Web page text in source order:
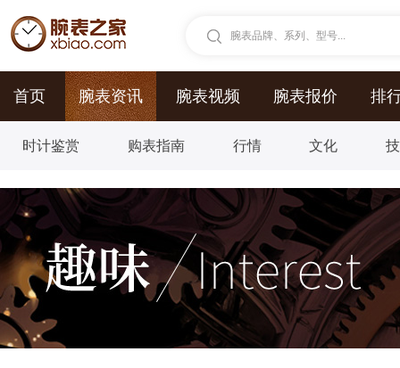
腕表品牌、系列、型号...
首页 腕表资讯 腕表视频 腕表报价 排
时计鉴赏 购表指南 行情 文化